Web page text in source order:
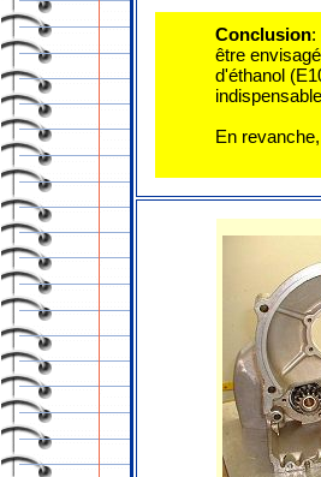
Conclusion:
être
d'éthanol
En